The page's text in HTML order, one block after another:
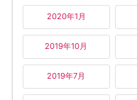
2020年1月
2019年10月
2019年7月